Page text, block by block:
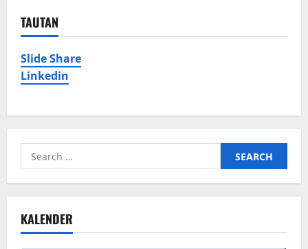
TAUTAN
Slide Share
Linkedin
Search
for:
KALENDER